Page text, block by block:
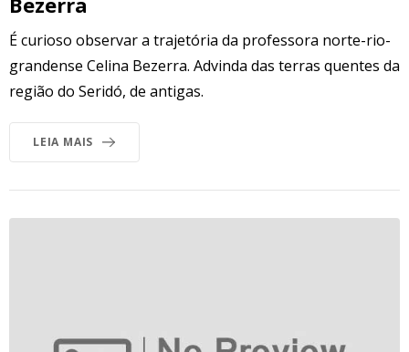
É curioso observar a trajetória da professora norte-rio-
grandense Celina Bezerra. Advinda das terras quentes da
região do Seridó, de antigas.
LEIA MAIS